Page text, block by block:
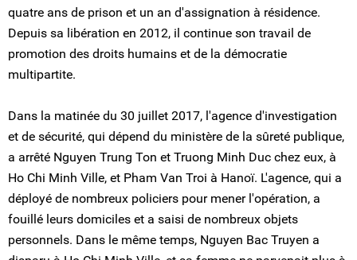
quatre ans de prison et un an d'assignation à résidence.
Depuis sa libération en 2012, il continue son travail de
promotion des droits humains et de la démocratie
multipartite.
Dans la matinée du 30 juillet 2017, l'agence d'investigation
et de sécurité, qui dépend du ministère de la sûreté publique,
a arrêté Nguyen Trung Ton et Truong Minh Duc chez eux, à
Ho Chi Minh Ville, et Pham Van Troi à Hanoï. L'agence, qui a
déployé de nombreux policiers pour mener l'opération, a
fouillé leurs domiciles et a saisi de nombreux objets
personnels. Dans le même temps, Nguyen Bac Truyen a